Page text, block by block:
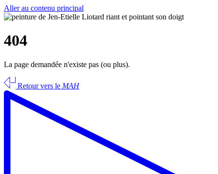
Aller au contenu principal
404
La page demandée n'existe pas (ou plus).
Retour vers le MAH